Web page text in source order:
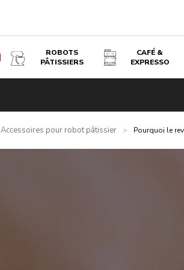
ROBOTS
PÂTISSIERS
CAFÉ &
EXPRESSO
Accessoires pour robot pâtissier > Pourquoi le